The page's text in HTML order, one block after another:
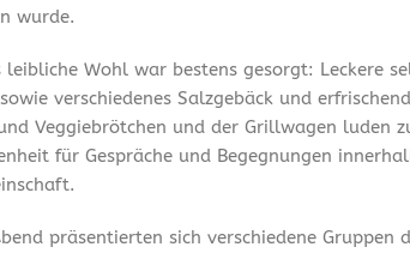
wurde.
Wohl war bestens gesorgt: Leckere
verschiedenes Salzgebäck und
Veggiebrötchen und der Grillwagen luden
für Gespräche und Begegnungen
präsentierten sich verschiedene Gruppen